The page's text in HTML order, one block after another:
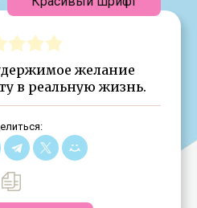
желание
в реальную жизнь.